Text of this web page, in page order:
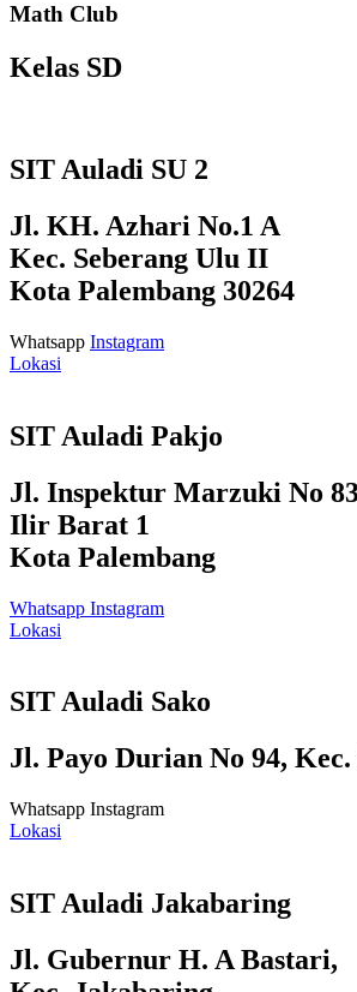
Math Club
Kelas SD
SIT Auladi SU 2
Jl. KH. Azhari No.1 A
Kec. Seberang Ulu II
Kota Palembang 30264
Whatsapp Instagram
Lokasi
SIT Auladi Pakjo
Jl. Inspektur Marzuki No
Ilir Barat 1
Kota Palembang
Whatsapp Instagram
Lokasi
SIT Auladi Sako
Jl. Payo Durian No 94,
Whatsapp Instagram
Lokasi
SIT Auladi Jakabaring
Jl. Gubernur H. A Bastari,